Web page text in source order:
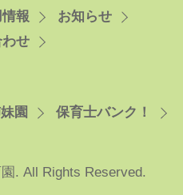
報
お知らせ
せ
園 保育士バンク！
. All Rights Reserved.